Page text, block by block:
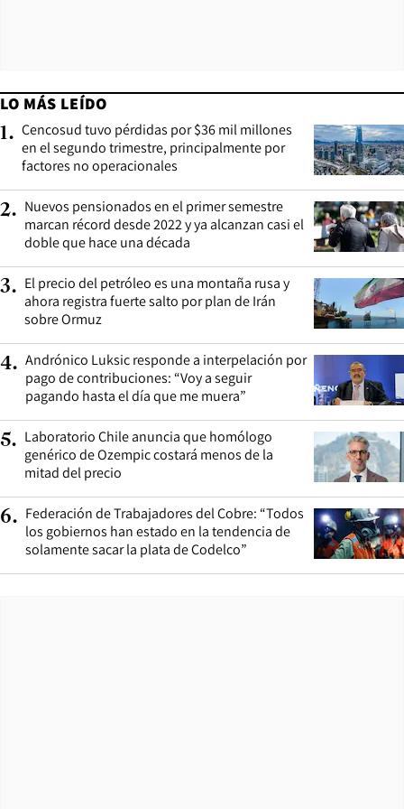
LO MÁS LEÍDO
1. Cencosud tuvo pérdidas por $36 mil millones
en el segundo trimestre, principalmente por
factores no operacionales
2. Nuevos pensionados en el primer semestre
marcan récord desde 2022 y ya alcanzan casi el
doble que hace una década
3. El precio del petróleo es una montaña rusa y
ahora registra fuerte salto por plan de Irán
sobre Ormuz
4. Andrónico Luksic responde a interpelación por
pago de contribuciones: “Voy a seguir
pagando hasta el día que me muera”
5. Laboratorio Chile anuncia que homólogo
genérico de Ozempic costará menos de la
mitad del precio
6. Federación de Trabajadores del Cobre: “Todos
los gobiernos han estado en la tendencia de
solamente sacar la plata de Codelco”